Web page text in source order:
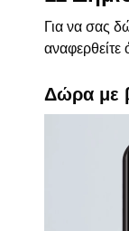
Για να σας
αναφερθείτε
Δώρα με